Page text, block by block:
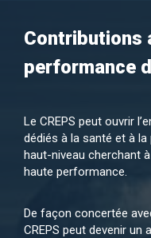
Contributions
performance
Le CREPS peut ouvrir
dédiés à la santé et à
haut-niveau cherchant
haute performance.
De façon concertée
CREPS peut devenir un